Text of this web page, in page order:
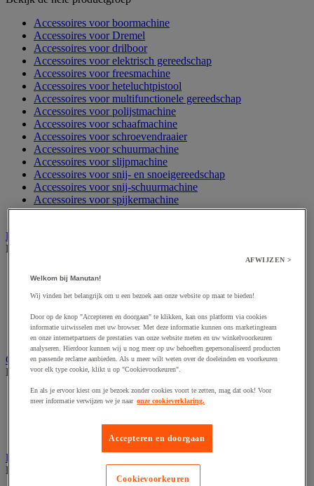
Accessoires voor boormachine
Accessoires voor Dremel
Accessoires voor drilboor
Accessoires voor elektrisch gereedschap
Accessoires voor freesmachine
Accessoires voor heteluchtpistool
Accessoires voor multifunctionele gereedschap
Accessoires voor polijstmachine
Accessoires voor schaafmachine
Accessoires voor schroevendraaier
Accessoires voor schuurmachine
Accessoires voor slijpmachine
Accessoires voor snij- en snoeigereedschap
Accessoires voor snij-schuurmachine
Accessoires voor spijkermachine
Accessoires voor zaag
Elektrische toebehoren en verlichting
Bekijk de hele productgroep
Batterij, oplader en kabel
Elektrische kabel
Verlengsnoer, stekkerdoos en kapelhaspel
Wandcontactdoos en schakelaar
Gereedschap opbergen
Bekijk de hele productgroep
Assortimentsdoos en gereedschapkoffer
Gereedschapskist en opbergtas
Verrijdbare werktafel
Handgereedschap
Bekijk de hele productgroep
AFWIJZEN >
Welkom bij Manutan!
Wij vinden het belangrijk om u een bezoek aan onze website op maat te bieden!
Door op de knop "Accepteren en doorgaan" te klikken, kan ons platform via cookies
informatie uitwisselen met uw browser. Met deze informatie kunnen ons marketingteam
en onze internetpartners de prestaties van onze website meten en uw winkelvoorkeuren
analyseren. Hierdoor kunnen wij u nog meer op uw behoeften gepersonaliseerd producten
en passende reclame aanbieden. Als u meer wilt weten over de doeleinden en voorkeuren
voor elk type cookie, klikt u op "Cookievoorkeuren".
En als je ervoor kiest om je bezoek zonder cookies voort te zetten, mag dat ook! Voor
meer informatie verwijzen we je naar onze cookieverklaring.
Accepteren en doorgaan
Cookievoorkeuren